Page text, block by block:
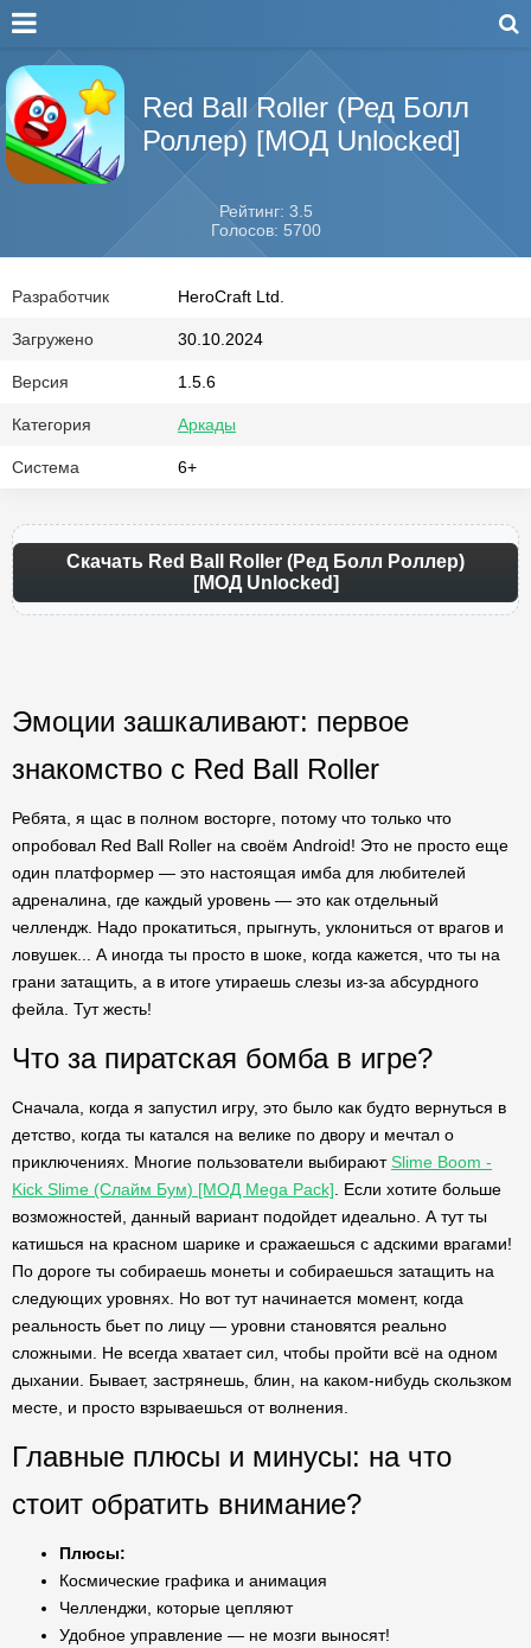
Red Ball Roller (Ред Болл
Роллер) [МОД Unlocked]
Рейтинг: 3.5
Голосов: 5700
Разработчик HeroCraft Ltd.
Загружено 30.10.2024
Версия 1.5.6
Категория Аркады
Система 6+
Скачать Red Ball Roller (Ред Болл Роллер)
[МОД Unlocked]
Эмоции зашкаливают: первое
знакомство с Red Ball Roller
Ребята, я щас в полном восторге, потому что только что
опробовал Red Ball Roller на своём Android! Это не просто еще
один платформер — это настоящая имба для любителей
адреналина, где каждый уровень — это как отдельный
челлендж. Надо прокатиться, прыгнуть, уклониться от врагов и
ловушек... А иногда ты просто в шоке, когда кажется, что ты на
грани затащить, а в итоге утираешь слезы из-за абсурдного
фейла. Тут жесть!
Что за пиратская бомба в игре?
Сначала, когда я запустил игру, это было как будто вернуться в
детство, когда ты катался на велике по двору и мечтал о
приключениях. Многие пользователи выбираютSlime Boom -
Kick Slime (Слайм Бум) [МОД Mega Pack] . Если хотите больше
возможностей, данный вариант подойдет идеально. А тут ты
катишься на красном шарике и сражаешься с адскими врагами!
По дороге ты собираешь монеты и собираешься затащить на
следующих уровнях. Но вот тут начинается момент, когда
реальность бьет по лицу — уровни становятся реально
сложными. Не всегда хватает сил, чтобы пройти всё на одном
дыхании. Бывает, застрянешь, блин, на каком-нибудь скользком
месте, и просто взрываешься от волнения.
Главные плюсы и минусы: на что
стоит обратить внимание?
Плюсы:
Космические графика и анимация
Челленджи, которые цепляют
Удобное управление — не мозги выносят!